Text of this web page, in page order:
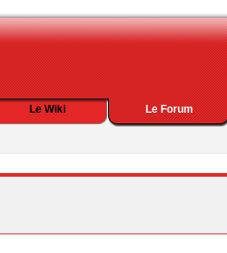
Le Forum
Le Wiki